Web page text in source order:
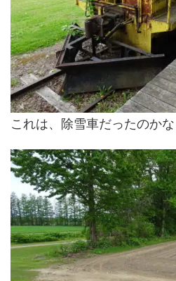
これは、除雪車だったのかな